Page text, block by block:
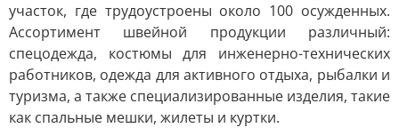
участок, где трудоустроены около 100 осужденных.
Ассортимент швейной продукции различный:
спецодежда, костюмы для инженерно-технических
работников, одежда для активного отдыха, рыбалки и
туризма, а также специализированные изделия, такие
как спальные мешки, жилеты и куртки.